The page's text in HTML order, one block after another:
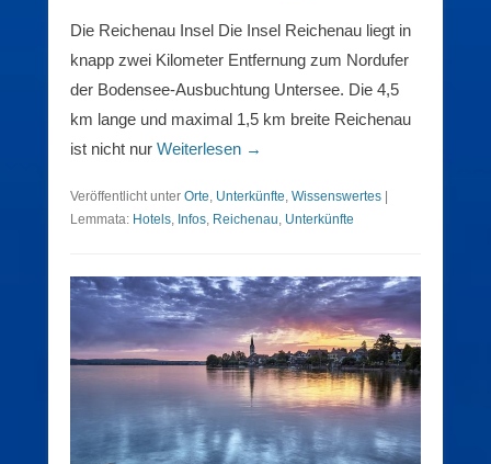
Die Reichenau Insel Die Insel Reichenau liegt in
knapp zwei Kilometer Entfernung zum Nordufer
der Bodensee-Ausbuchtung Untersee. Die 4,5
km lange und maximal 1,5 km breite Reichenau
ist nicht nur Weiterlesen →
Veröffentlicht unter Orte, Unterkünfte, Wissenswertes |
Lemmata: Hotels, Infos, Reichenau, Unterkünfte